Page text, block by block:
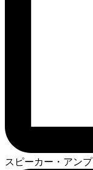
スピーカー・アンプ